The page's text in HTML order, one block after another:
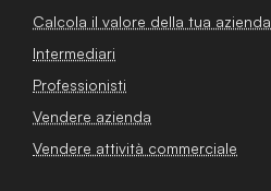
Calcola il valore della tua azienda
Intermediari
Professionisti
Vendere azienda
Vendere attività commerciale